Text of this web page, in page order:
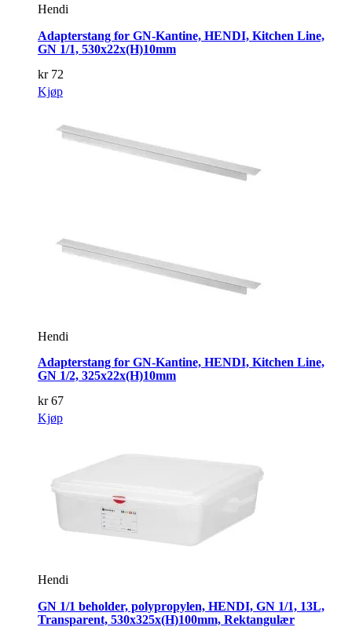
Hendi
Adapterstang for GN-Kantine, HENDI, Kitchen Line,
GN 1/1, 530x22x(H)10mm
kr72
Kjøp
Hendi
Adapterstang for GN-Kantine, HENDI, Kitchen Line,
GN 1/2, 325x22x(H)10mm
kr67
Kjøp
Hendi
GN 1/1 beholder, polypropylen, HENDI, GN 1/1, 13L,
Transparent, 530x325x(H)100mm, Rektangulær